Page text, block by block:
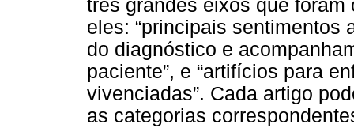
três grandes eixos que
eles: “principais sentimentos
do diagnóstico e
paciente”, e “artifícios para
vivenciadas”. Cada artigo
as categorias